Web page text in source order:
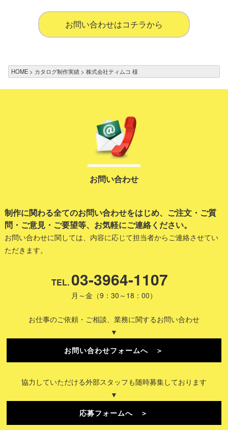
お問い合わせはコチラから
HOME カタログ制作実績 株式会社ティムコ 様
お問い合わせ
制作に関わる全てのお問い合わせをはじめ、ご注文・ご質
問・ご意見・ご要望等、お気軽にご連絡ください。
お問い合わせに関しては、内容に応じて担当者からご連絡させてい
ただきます。
TEL.03-3964-1107
月～金（9：30～18：00）
お仕事のご依頼・ご相談、業務に関するお問い合わせ
▼
お問い合わせフォームへ ＞
協力していただける外部スタッフも随時募集しております
▼
応募フォームへ ＞